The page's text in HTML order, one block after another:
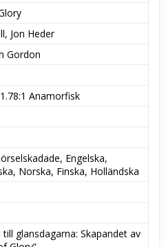
Jon Heder
Gordon
Anamorfisk
Engelska,
Norska, Finska, Holländska
till glansdagarna: Skapandet av